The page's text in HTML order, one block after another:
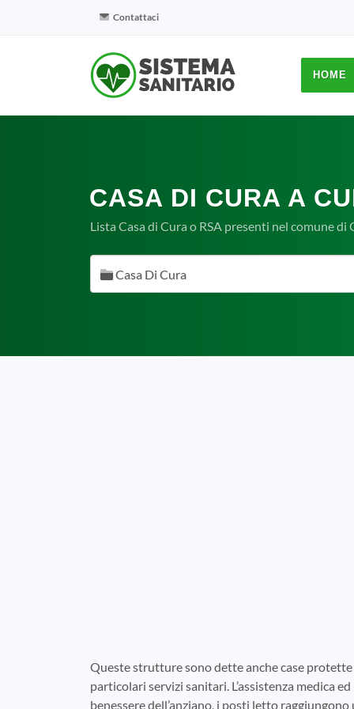
Contattaci
HOME
CASA DI CURA A
Lista Casa di Cura o RSA presenti nel comune
Casa Di Cura
Queste strutture sono dette anche case protette
particolari servizi sanitari. L’assistenza medica
benessere dell’anziano, i posti letto